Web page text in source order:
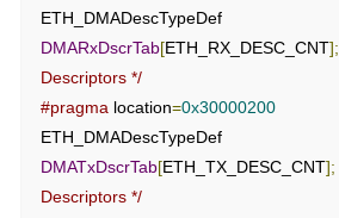
ETH_DMADescTypeDef
DMARxDscrTab[ETH_RX_DESC_CNT];
Descriptors */
#pragma location=0x30000200
ETH_DMADescTypeDef
DMATxDscrTab[ETH_TX_DESC_CNT];
Descriptors */